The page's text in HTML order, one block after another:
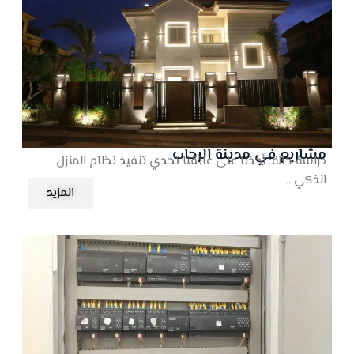
مشاريع في مدينة الرحاب
دراسة حالة: أخذنا على عاتقنا تحدي تنفيذ نظام المنزل
الذكي …
المزيد